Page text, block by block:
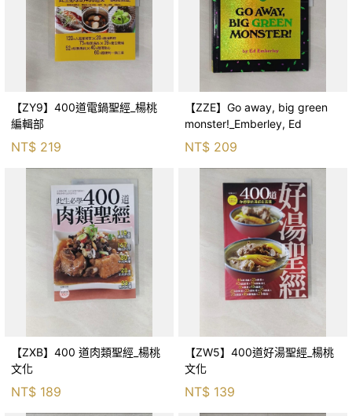
【ZY9】400道電鍋聖經_楊桃
編輯部
NT$ 219
【ZZE】Go away, big green
monster!_Emberley, Ed
NT$ 209
【ZXB】400 道肉類聖經_楊桃
文化
NT$ 189
【ZW5】400道好湯聖經_楊桃
文化
NT$ 139